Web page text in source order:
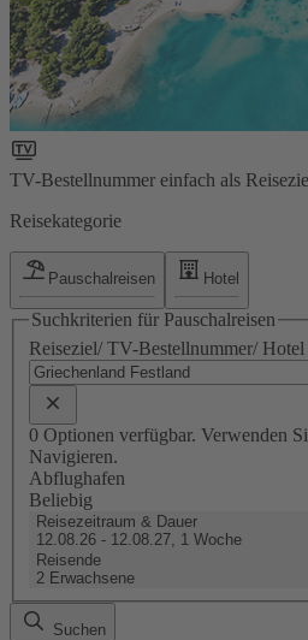
TV-Bestellnummer einfach als
Reisekategorie
Pauschalreisen Hotel
Suchkriterien für Pauschalreisen
Reiseziel/ TV-Bestellnummer/ Hotel
0 Optionen verfügbar. Verwenden
Navigieren.
Abflughafen
Beliebig
Reisezeitraum & Dauer
12.08.26 - 12.08.27, 1 Woche
Reisende
2 Erwachsene
Suchen